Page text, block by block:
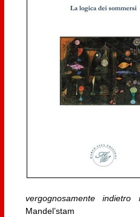
vergognosamente
Mandel’stam